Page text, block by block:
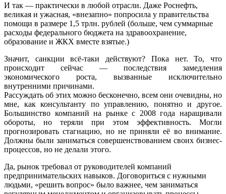
И так — практически в любой отрасли. Даже Роснефть,
великая и ужасная, «внезапно» попросила у правительства
помощи в размере 1,5 трлн. рублей (больше, чем суммарные
расходы федерального бюджета на здравоохранение,
образование и ЖКХ вместе взятые.)
Значит, санкции всё-таки действуют? Пока нет. То, что
происходит сейчас — последствия замедления
экономического роста, вызванные исключительно
внутренними причинами.
Рассуждать об этих можно бесконечно, всем они очевидны, но
мне, как консультанту по управлению, понятно и другое.
Большинство компаний на рынке с 2008 года наращивали
обороты, но теряли при этом эффективность. Могли
прогнозировать стагнацию, но не приняли её во внимание.
Должны были заниматься совершенствованием своих бизнес-
процессов, но не делали этого.
Да, рынок требовал от руководителей компаний
предпринимательских навыков. Договориться с нужными
людьми, «решить вопрос» было важнее, чем заниматься